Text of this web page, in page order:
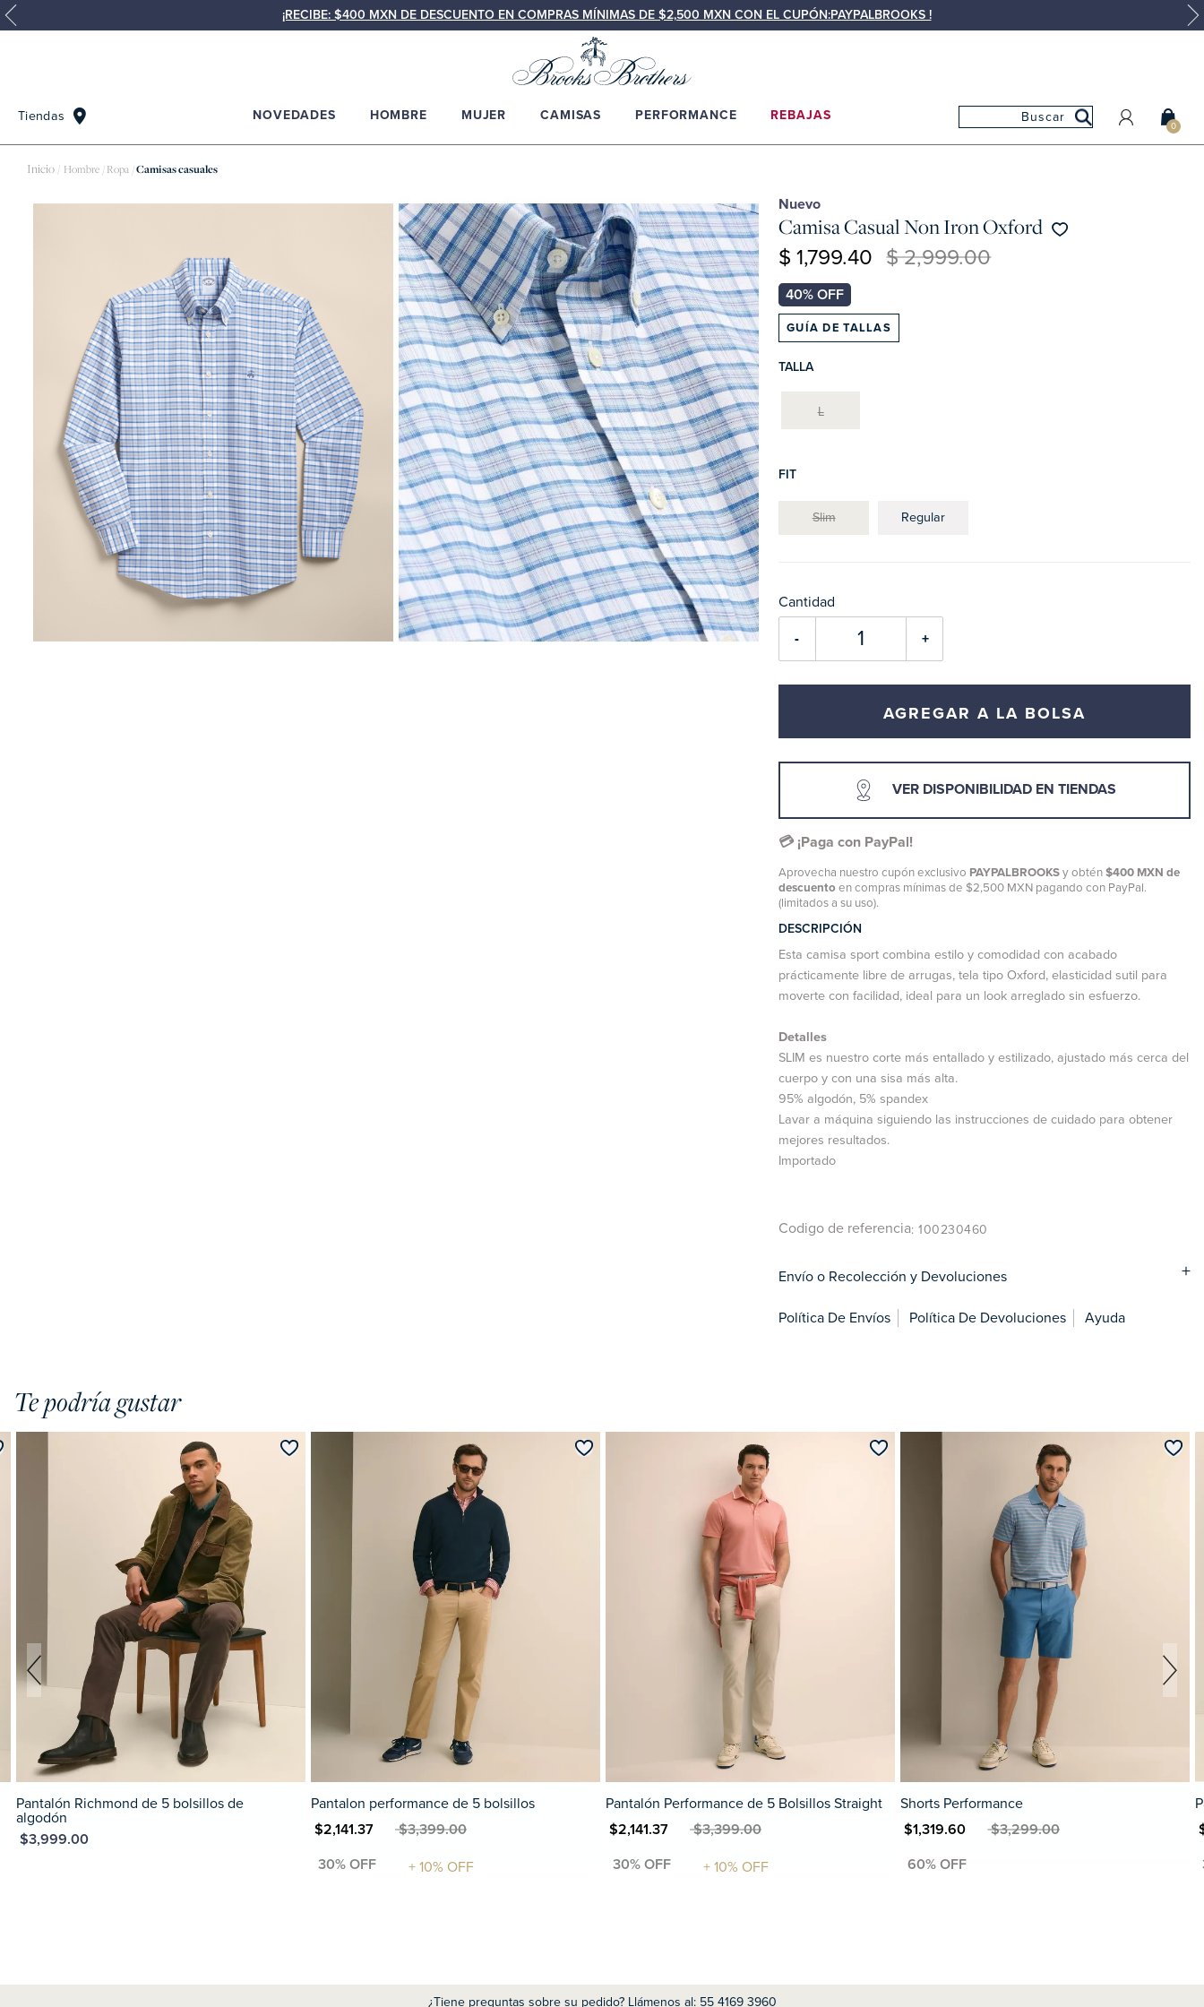
¡RECIBE: $400 MXN DE DESCUENTO EN COMPRAS MÍNIMAS DE $2,500 MXN CON EL CUPÓN:PAYPALBROOKS !
Tiendas
MIS FAVORITOS
0
NOVEDADES HOMBRE MUJER CAMISAS PERFORMANCE REBAJAS
Hombre Ropa Camisas casuales
Nuevo
Camisa Casual Non Iron Oxford
$ 2,999.00
$ 1,799.40
GUÍA DE TALLAS
TALLA
L
FIT
Slim Regular
Cantidad
+
-
AGREGAR A LA BOLSA
VER DISPONIBILIDAD EN TIENDAS
💳 ¡Paga con PayPal!
Aprovecha nuestro cupón exclusivo PAYPALBROOKSy obtén$400 MXN de
descuento en compras mínimas de $2,500 MXN pagando con PayPal.
(limitados a su uso).
DESCRIPCIÓN
Esta camisa sport combina estilo y comodidad con acabado
prácticamente libre de arrugas, tela tipo Oxford, elasticidad sutil para
moverte con facilidad, ideal para un look arreglado sin esfuerzo.
Detalles
SLIM es nuestro corte más entallado y estilizado, ajustado más cerca del
cuerpo y con una sisa más alta.
95% algodón, 5% spandex
Lavar a máquina siguiendo las instrucciones de cuidado para obtener
mejores resultados.
Importado
Codigo de referencia: 100230460
Envío o Recolección y Devoluciones
Política De Envíos Política De Devoluciones Ayuda
Te podría gustar
Pantalón Richmond de 5 bolsillos de
algodón
$3,999.00
Pantalon performance de 5 bolsillos
MXN $2,141.37MXN $3,399.00
Pantalón Performance de 5 Bolsillos Straight
MXN $2,141.37MXN $3,399.00
Shorts Performance
MXN $1,319.60MXN $3,299.00
¿Tiene preguntas sobre su pedido? Llámenos al: 55 4169 3960